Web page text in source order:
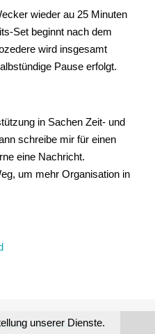
wieder au 25 Minuten
Set beginnt nach dem
wird insgesamt
Pause erfolgt.
in Sachen Zeit- und
schreibe mir für einen
eine Nachricht.
um mehr Organisation in
–LinkedIn
unserer Dienste.